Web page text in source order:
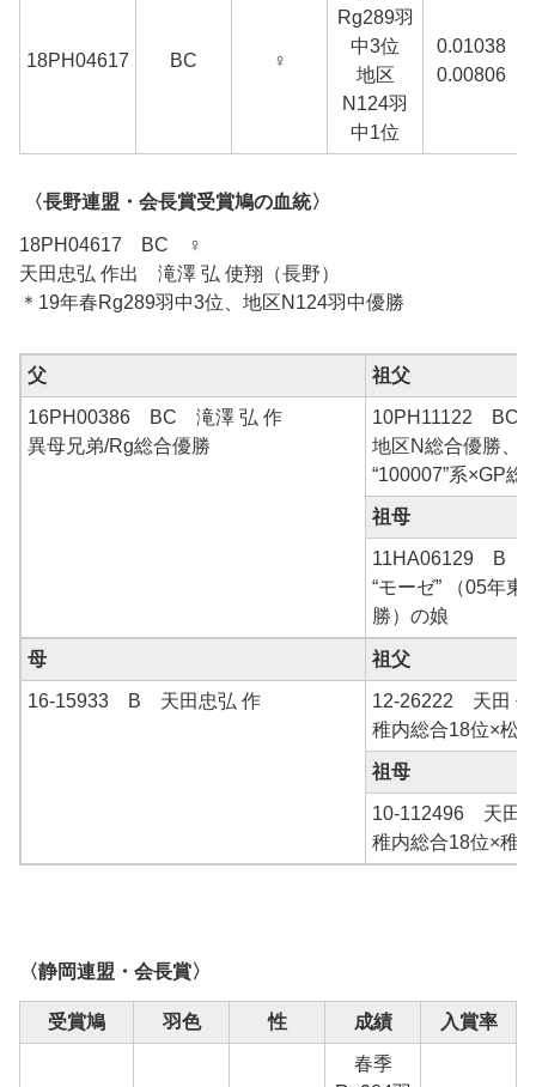
18PH04617 BC ♀
Rg289羽
中3位
地区
N124羽
中1位
0.01038
0.00806
〈長野連盟・会長賞受賞鳩の血統〉
18PH04617 BC ♀
天田忠弘 作出 滝澤 弘 使翔（長野）
＊19年春Rg289羽中3位、地区N124羽中優勝
父 祖父
16PH00386 BC 滝澤 弘 作
異母兄弟/Rg総合優勝
10PH11122 BC
地区N総合優勝、
“100007”系×GP総
祖母
11HA06129 B
“モーゼ” （05年
勝）の娘
母 祖父
16-15933 B 天田忠弘 作
12-26222 天田 作
稚内総合18位×松
祖母
10-112496 天田
稚内総合18位×稚
〈静岡連盟・会長賞〉
受賞鳩 羽色 性 成績 入賞率
春季